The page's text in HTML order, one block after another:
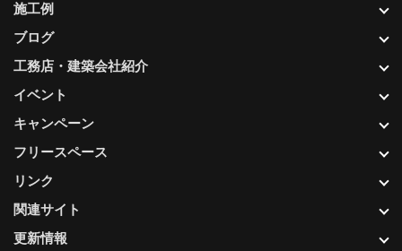
更新情報
施工例
ブログ
工務店・建築会社紹介
イベント
キャンペーン
フリースペース
リンク
関連サイト